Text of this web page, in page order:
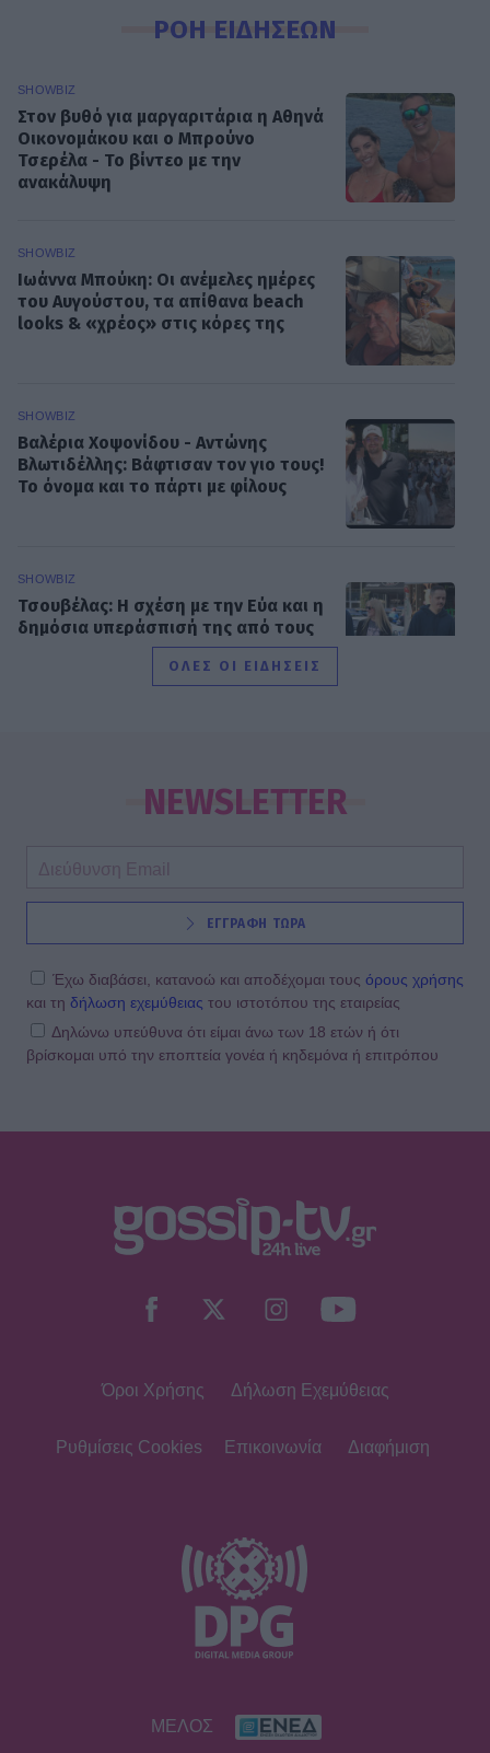
ΡΟΗ ΕΙΔΗΣΕΩΝ
SHOWBIZ
Στον βυθό για μαργαριτάρια η Αθηνά
Οικονομάκου και ο Μπρούνο
Τσερέλα - To βίντεο με την
ανακάλυψη
SHOWBIZ
Ιωάννα Μπούκη: Οι ανέμελες ημέρες
του Αυγούστου, τα απίθανα beach
looks & «χρέος» στις κόρες της
SHOWBIZ
Βαλέρια Χοψονίδου - Αντώνης
Βλωτιδέλλης: Βάφτισαν τον γιο τους!
Το όνομα και το πάρτι με φίλους
SHOWBIZ
Τσουβέλας: Η σχέση με την Εύα και η
δημόσια υπεράσπισή της από τους
haters - «Θα το έκανα 500 φορές»
Πάρο, χωριστά στα social - Οι νέες
SHOWBIZ
Μελέτης Ηλίας: Τα δέκα χρόνια
ο «τέλειος» γάμος
GOSSIP SPECIALS
Καλομοίρα: «Όταν κάνω δίαιτα, το
αναλυτικά τη συνταγή που
νέας σειράς του Mega - Το ιδιαίτερο
Λυδία Κονιόρδου: «Δεν νιώθω ότι
έχω κάνει κάποια καριέρα»
ΟΛΕΣ ΟΙ ΕΙΔΗΣΕΙΣ
NEWSLETTER
ΕΓΓΡΑΦΗ ΤΩΡΑ
Έχω διαβάσει, κατανοώ και αποδέχομαι τους όρους χρήσης
και τη δήλωση εχεμύθειας του ιστοτόπου της εταιρείας
Δηλώνω υπεύθυνα ότι είμαι άνω των 18 ετών ή ότι
βρίσκομαι υπό την εποπτεία γονέα ή κηδεμόνα ή επιτρόπου
Όροι Χρήσης Δήλωση Εχεμύθειας
Ρυθμίσεις Cookies Επικοινωνία Διαφήμιση
ΜΕΛΟΣ